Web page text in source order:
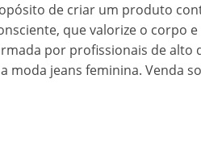
de criar um produto
que valorize o corpo
por profissionais de alto
moda jeans feminina. Venda